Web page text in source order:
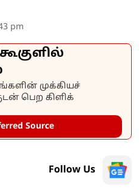
pm
முக்கியச்
பெற கிளிக்
Source
Follow Us